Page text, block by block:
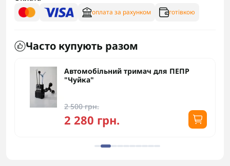
оплата за рахунком готівкою
Часто купують разом
Автомобільний тримач для ПЕПР
"Чуйка"
2 500 грн.
2 280 грн.